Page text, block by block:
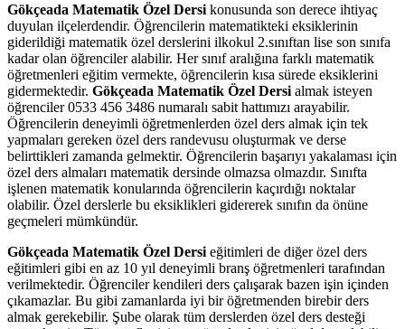
Gökçeada Matematik Özel Dersi konusunda son derece ihtiyaç
duyulan ilçelerdendir. Öğrencilerin matematikteki eksiklerinin
giderildiği matematik özel derslerini ilkokul 2.sınıftan lise son sınıfa
kadar olan öğrenciler alabilir. Her sınıf aralığına farklı matematik
öğretmenleri eğitim vermekte, öğrencilerin kısa sürede eksiklerini
gidermektedir. Gökçeada Matematik Özel Dersi almak isteyen
öğrenciler 0533 456 3486 numaralı sabit hattımızı arayabilir.
Öğrencilerin deneyimli öğretmenlerden özel ders almak için tek
yapmaları gereken özel ders randevusu oluşturmak ve derse
belirttikleri zamanda gelmektir. Öğrencilerin başarıyı yakalaması için
özel ders almaları matematik dersinde olmazsa olmazdır. Sınıfta
işlenen matematik konularında öğrencilerin kaçırdığı noktalar
olabilir. Özel derslerle bu eksiklikleri gidererek sınıfın da önüne
geçmeleri mümkündür.
Gökçeada Matematik Özel Dersi eğitimleri de diğer özel ders
eğitimleri gibi en az 10 yıl deneyimli branş öğretmenleri tarafından
verilmektedir. Öğrenciler kendileri ders çalışarak bazen işin içinden
çıkamazlar. Bu gibi zamanlarda iyi bir öğretmenden birebir ders
almak gerekebilir. Şube olarak tüm derslerden özel ders desteği